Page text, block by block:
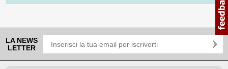
LA NEWS
LETTER